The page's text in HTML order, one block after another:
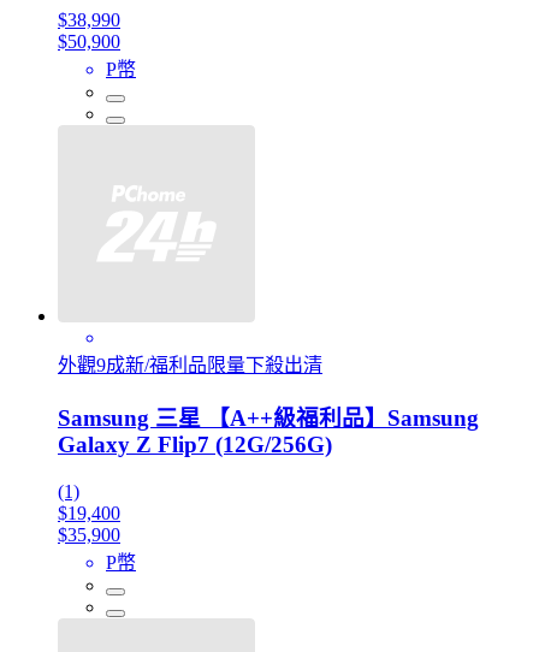
$38,990
$50,900
P幣
外觀9成新/福利品限量下殺出清
Samsung 三星 【A++級福利品】Samsung
Galaxy Z Flip7 (12G/256G)
(1)
$19,400
$35,900
P幣